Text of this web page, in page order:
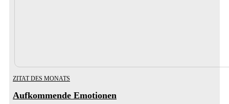
ZITAT DES MONATS
Aufkommende Emotionen